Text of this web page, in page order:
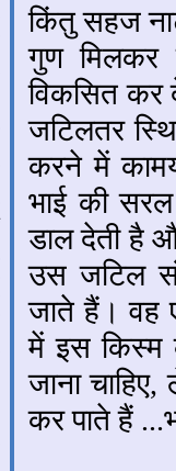
किंतु सहज
गुण मिलकर
विकसित कर
जटिलतर
करने में
भाई की
डाल देती है
उस जटिल
जाते हैं। वह
में इस किस्म
जाना
कर पाते हैं